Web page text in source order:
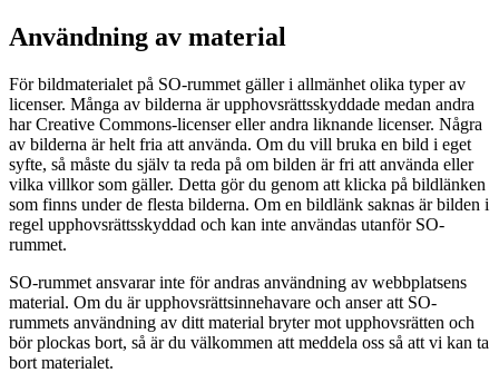
Användning av material
För bildmaterialet på SO-rummet gäller i allmänhet olika typer av
licenser. Många av bilderna är upphovsrättsskyddade medan andra
har Creative Commons-licenser eller andra liknande licenser. Några
av bilderna är helt fria att använda. Om du vill bruka en bild i eget
syfte, så måste du själv ta reda på om bilden är fri att använda eller
vilka villkor som gäller. Detta gör du genom att klicka på bildlänken
som finns under de flesta bilderna. Om en bildlänk saknas är bilden i
regel upphovsrättsskyddad och kan inte användas utanför SO-
rummet.
SO-rummet ansvarar inte för andras användning av webbplatsens
material. Om du är upphovsrättsinnehavare och anser att SO-
rummets användning av ditt material bryter mot upphovsrätten och
bör plockas bort, så är du välkommen att meddela oss så att vi kan ta
bort materialet.